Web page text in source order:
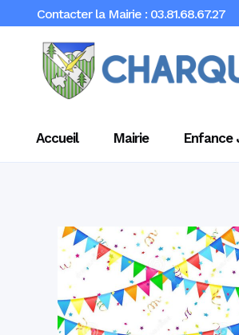
Contacter la Mairie : 03.81.68.67.27
Accueil Mairie Enfance